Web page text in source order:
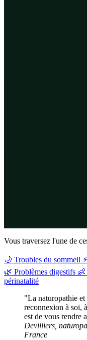
Vous traversez l'une de
🌙 Troubles du sommeil ⚡
🌿 Problèmes digestifs 👶
périnatalité
"La naturopathie
reconnexion à soi,
est de vous rendre
Devilliers,
France